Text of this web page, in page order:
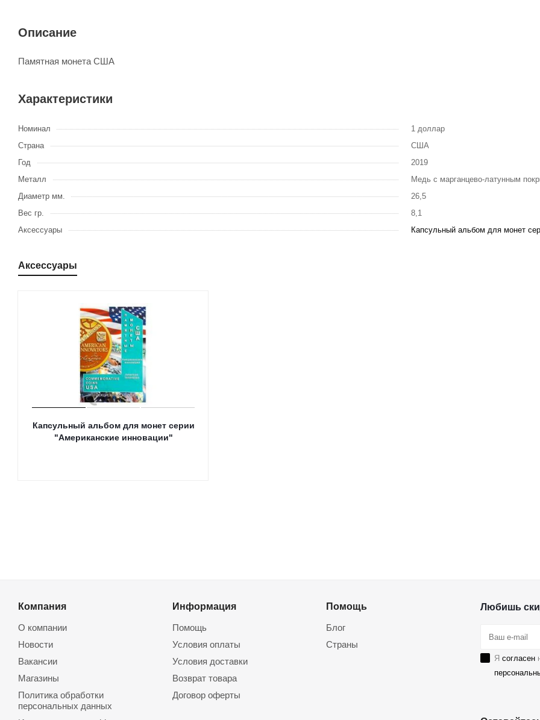
Описание
Памятная монета США
Характеристики
Номинал
1 доллар
Страна
США
Год
2019
Металл
Медь с марганцево-латунным
Диаметр мм.
26,5
Вес гр.
8,1
Аксессуары
Капсульный альбом для монет
Аксессуары
Капсульный альбом для монет серии
"Американские инновации"
Компания
О компании
Новости
Вакансии
Магазины
Политика обработки
персональных данных
Информация
Помощь
Условия оплаты
Условия доставки
Возврат товара
Договор оферты
Помощь
Блог
Страны
Любишь
Я согласен